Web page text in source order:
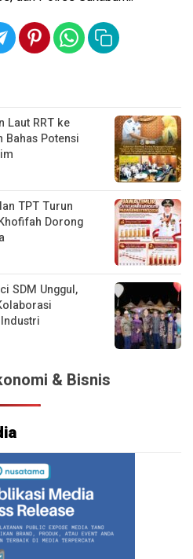
Laut RRT ke
Bahas Potensi
TPT Turun
Dorong
SDM Unggul,
& Bisnis